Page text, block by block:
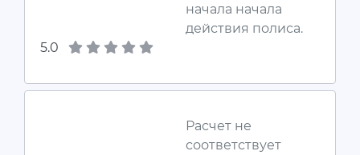
начала начала
действия полиса.
5.0
Расчет не
соответствует